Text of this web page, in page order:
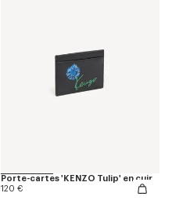
Porte-cartes 'KENZO Tulip' en cuir
120 €